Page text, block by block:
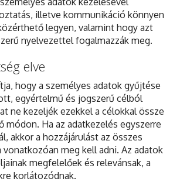
illetve kommunikáció könnyen
legyen, valamint hogy azt
nyelvezettel fogalmazzák meg.
elve
hogy a személyes adatok gyűjtése
egyértelmű és jogszerű célból
ne kezeljék ezekkel a célokkal össze
módon. Ha az adatkezelés egyszerre
akkor a hozzájárulást az összes
vonatkozóan meg kell adni. Az adatok
megfelelőek és relevánsak, a
korlátozódnak.